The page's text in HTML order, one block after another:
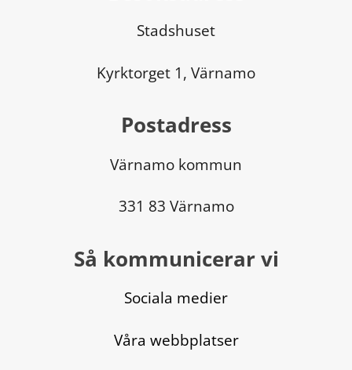
Stadshuset
Kyrktorget 1, Värnamo
Postadress
Värnamo kommun
331 83 Värnamo
Så kommunicerar vi
Sociala medier
Våra webbplatser